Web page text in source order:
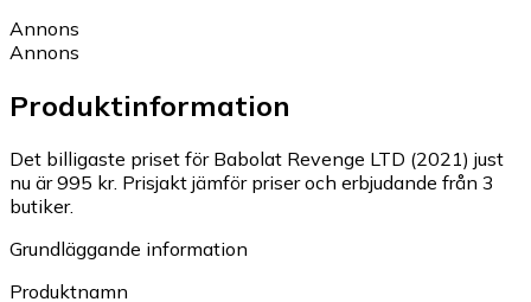
Annons
Annons
Produktinformation
Det billigaste priset för Babolat Revenge LTD (2021) just
nu är 995 kr. Prisjakt jämför priser och erbjudande från 3
butiker.
Grundläggande information
Produktnamn